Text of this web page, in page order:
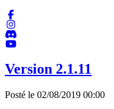
Version 2.1.11
Posté le 02/08/2019 00:00